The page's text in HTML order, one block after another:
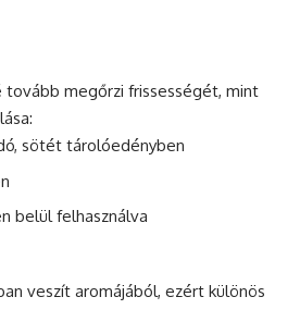
tovább megőrzi frissességét, mint
sötét tárolóedényben
belül felhasználva
veszít aromájából, ezért különös